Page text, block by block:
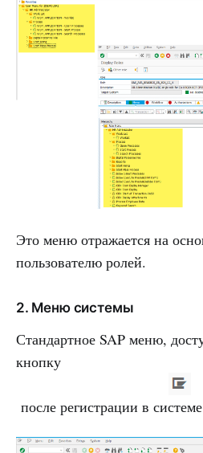
Это меню отражается на
пользователю ролей.
2. Меню системы
Стандартное SAP меню,
кнопку
после регистрации в